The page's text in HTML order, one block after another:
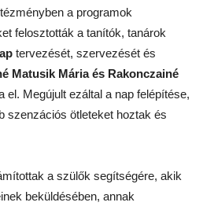
a programok
felosztották a tanítók, tanárok
tervezését, szervezését és
Matusik Mária és Rakonczainé
el. Megújult ezáltal a nap felépítése,
szenzációs ötleteket hoztak és
a szülők segítségére, akik
beküldésében, annak